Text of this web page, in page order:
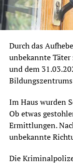
Durch das
unbekannte Täter
und dem
Im Haus wurden
Ob etwas
Ermittlungen.
unbekannte
Die